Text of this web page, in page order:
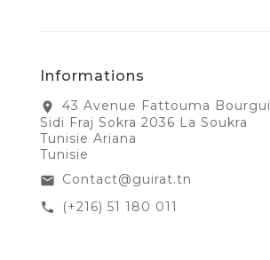
Informations
location_on
43 Avenue Fattouma
Sidi Fraj Sokra 2036 La Soukra
Tunisie Ariana
Tunisie
email Contact@guirat.tn
call (+216) 51 180 011